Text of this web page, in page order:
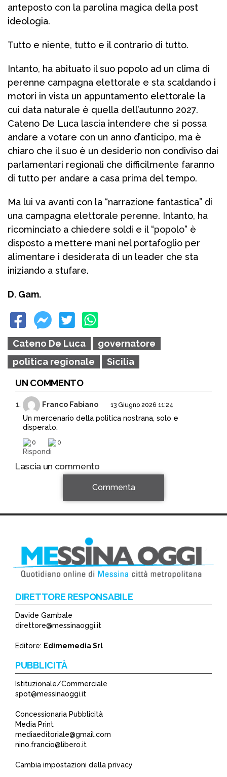
anteposto con la parolina magica della post
ideologia.
Tutto e niente, tutto e il contrario di tutto.
Intanto, ha abituato il suo popolo ad un clima di
perenne campagna elettorale e sta scaldando i
motori in vista un appuntamento elettorale la
cui data naturale è quella dell’autunno 2027.
Cateno De Luca lascia intendere che si possa
andare a votare con un anno d’anticipo, ma è
chiaro che il suo è un desiderio non condiviso dai
parlamentari regionali che difficilmente faranno
di tutto per andare a casa prima del tempo.
Ma lui va avanti con la “narrazione fantastica” di
una campagna elettorale perenne. Intanto, ha
ricominciato a chiedere soldi e il “popolo” è
disposto a mettere mani nel portafoglio per
alimentare i desiderata di un leader che sta
iniziando a stufare.
D. Gam.
Cateno De Luca
governatore
politica regionale
Sicilia
UN COMMENTO
Franco Fabiano 13 Giugno 2026 11:24
Un mercenario della politica nostrana, solo e
disperato.
0 0
Rispondi
Lascia un commento
*
Commenta
DIRETTORE RESPONSABILE
Davide Gambale
direttore@messinaoggi.it
Editore: Edimemedia Srl
PUBBLICITÀ
Istituzionale/Commerciale
spot@messinaoggi.it
Concessionaria Pubblicità
Media Print
mediaeditoriale@gmail.com
nino.francio@libero.it
Cambia impostazioni della privacy